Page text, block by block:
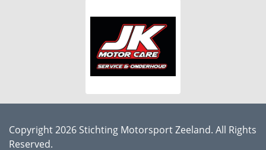
Copyright 2026 Stichting Motorsport Zeeland. All Rights
Reserved.